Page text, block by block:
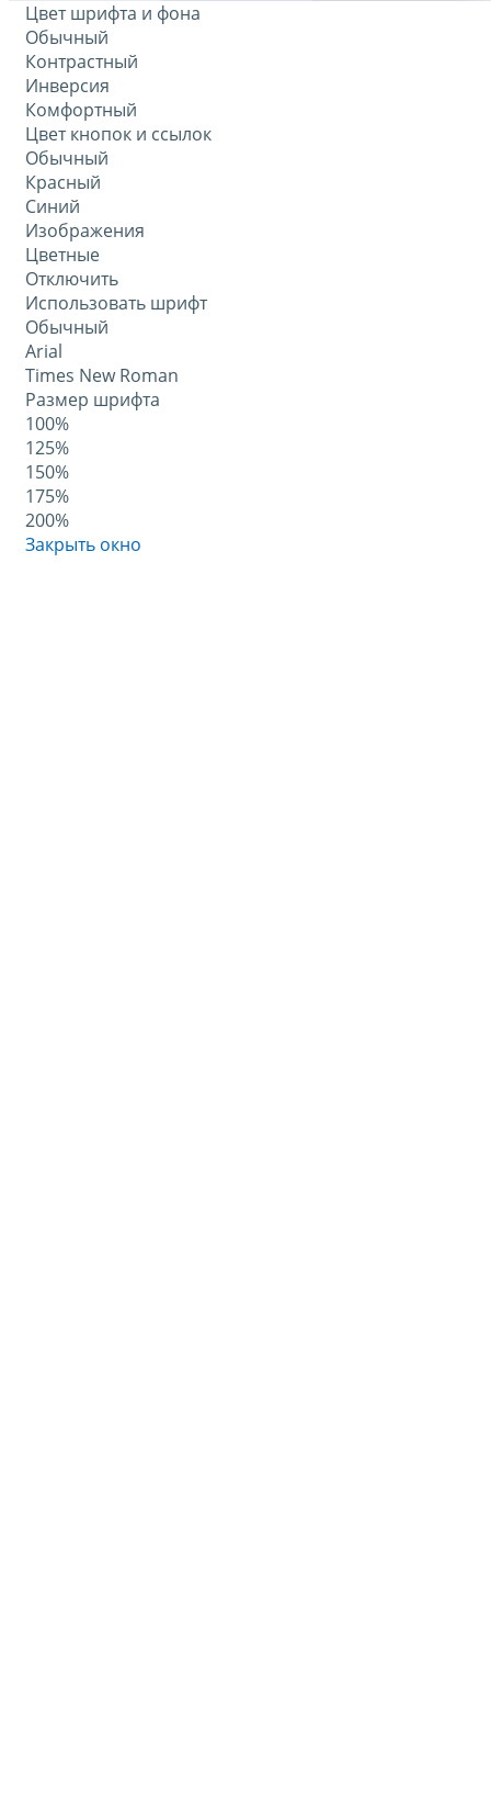
Цвет шрифта и фона
Обычный
Контрастный
Инверсия
Комфортный
Цвет кнопок и ссылок
Обычный
Красный
Синий
Изображения
Цветные
Отключить
Использовать шрифт
Обычный
Arial
Times New Roman
Размер шрифта
100%
125%
150%
175%
200%
Закрыть окно